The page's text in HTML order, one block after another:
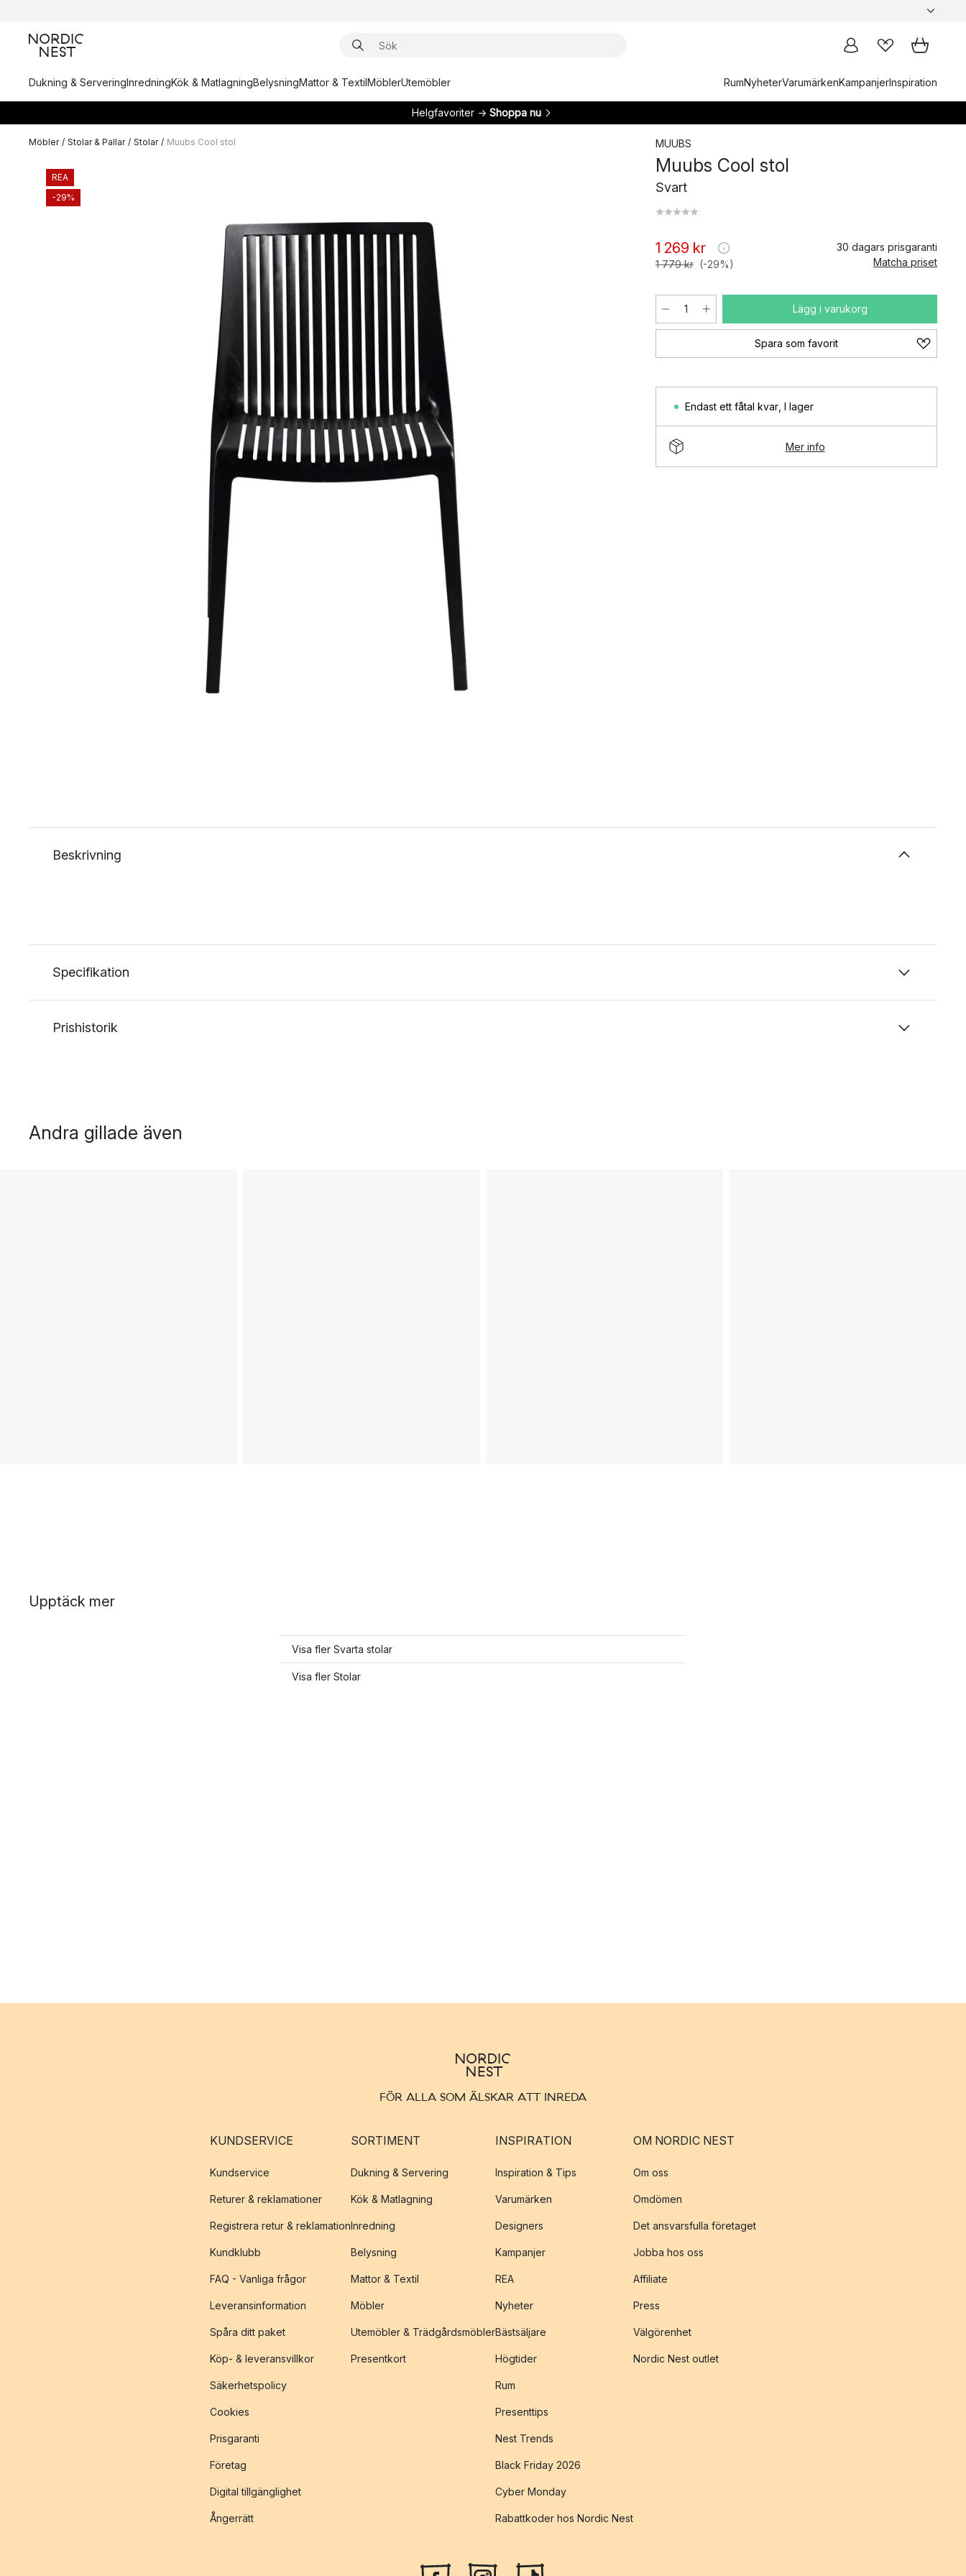
Dukning & ServeringInredningKök & MatlagningBelysningMattor & TextilMöblerUtemöbler RumNyheterVarumärkenKampanjerInspiration
Helgfavoriter → Shoppa nu
Möbler / Stolar & Pallar / Stolar / Muubs Cool stol
REA
-29%
MUUBS
Muubs Cool stol
Svart
1 269 kr
1 779 kr (-29%)
30 dagars prisgaranti
Matcha priset
Lägg i varukorg
Spara som favorit
Endast ett fåtal kvar I lager
Mer info
Beskrivning
Specifikation
Prishistorik
Andra gillade även
Upptäck mer
Visa fler Svarta stolar
Visa fler Stolar
FÖR ALLA SOM ÄLSKAR ATT INREDA
KUNDSERVICE
Kundservice
Returer & reklamationer
Registrera retur & reklamation
Kundklubb
FAQ - Vanliga frågor
Leveransinformation
Spåra ditt paket
Köp- & leveransvillkor
Säkerhetspolicy
Cookies
Prisgaranti
Företag
Digital tillgänglighet
Ångerrätt
SORTIMENT
Dukning & Servering
Kök & Matlagning
Inredning
Belysning
Mattor & Textil
Möbler
Utemöbler & Trädgårdsmöbler
Presentkort
INSPIRATION
Inspiration & Tips
Varumärken
Designers
Kampanjer
REA
Nyheter
Bästsäljare
Högtider
Rum
Presenttips
Nest Trends
Black Friday 2026
Cyber Monday
Rabattkoder hos Nordic Nest
OM NORDIC NEST
Om oss
Omdömen
Det ansvarsfulla företaget
Jobba hos oss
Affiliate
Press
Välgörenhet
Nordic Nest outlet